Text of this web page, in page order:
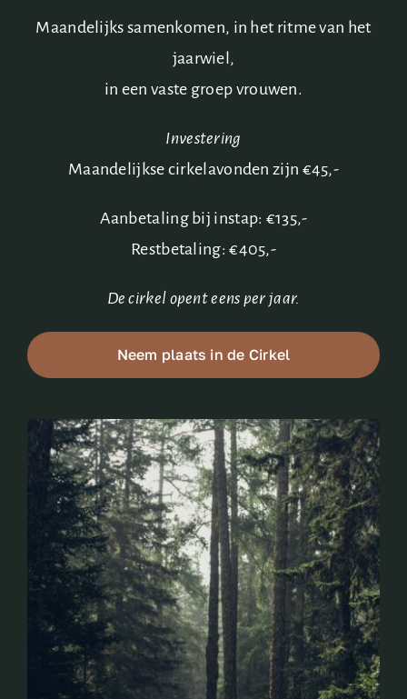
Maandelijks samenkomen, in het ritme van het
jaarwiel,
in een vaste groep vrouwen.
Investering
Maandelijkse cirkelavonden zijn €45,-
Aanbetaling bij instap: €135,-
Restbetaling: €405,-
De cirkel opent eens per jaar.
Neem plaats in de Cirkel